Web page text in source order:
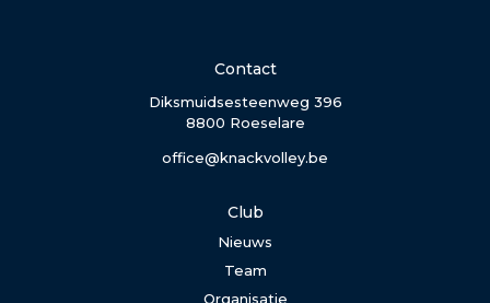
Contact
Diksmuidsesteenweg 396
8800 Roeselare
office@knackvolley.be
Club
Nieuws
Team
Organisatie